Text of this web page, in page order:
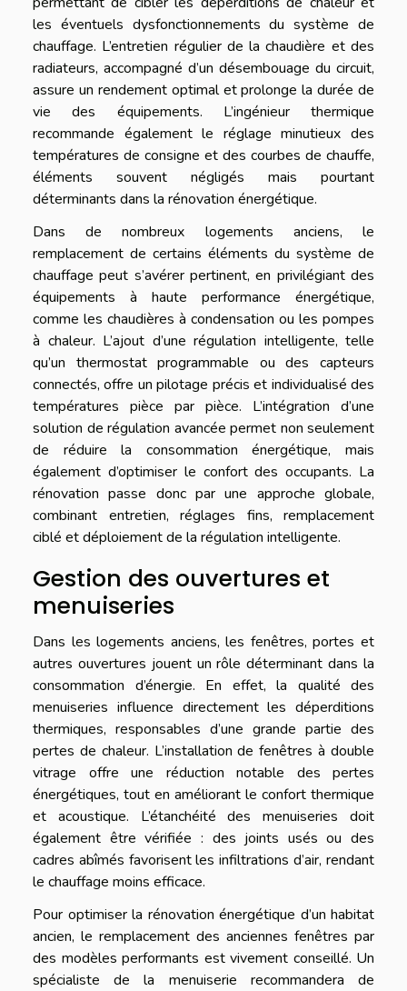
les éventuels dysfonctionnements du système de
chauffage. L’entretien régulier de la chaudière et des
radiateurs, accompagné d’un désembouage du circuit,
assure un rendement optimal et prolonge la durée de
vie des équipements. L’ingénieur thermique
recommande également le réglage minutieux des
températures de consigne et des courbes de chauffe,
éléments souvent négligés mais pourtant
déterminants dans la rénovation énergétique.
Dans de nombreux logements anciens, le
remplacement de certains éléments du système de
chauffage peut s’avérer pertinent, en privilégiant des
équipements à haute performance énergétique,
comme les chaudières à condensation ou les pompes
à chaleur. L’ajout d’une régulation intelligente, telle
qu’un thermostat programmable ou des capteurs
connectés, offre un pilotage précis et individualisé des
températures pièce par pièce. L’intégration d’une
solution de régulation avancée permet non seulement
de réduire la consommation énergétique, mais
également d’optimiser le confort des occupants. La
rénovation passe donc par une approche globale,
combinant entretien, réglages fins, remplacement
ciblé et déploiement de la régulation intelligente.
Gestion des ouvertures et
menuiseries
Dans les logements anciens, les fenêtres, portes et
autres ouvertures jouent un rôle déterminant dans la
consommation d’énergie. En effet, la qualité des
menuiseries influence directement les déperditions
thermiques, responsables d’une grande partie des
pertes de chaleur. L’installation de fenêtres à double
vitrage offre une réduction notable des pertes
énergétiques, tout en améliorant le confort thermique
et acoustique. L’étanchéité des menuiseries doit
également être vérifiée : des joints usés ou des
cadres abîmés favorisent les infiltrations d’air, rendant
le chauffage moins efficace.
Pour optimiser la rénovation énergétique d’un habitat
ancien, le remplacement des anciennes fenêtres par
des modèles performants est vivement conseillé. Un
spécialiste de la menuiserie recommandera de